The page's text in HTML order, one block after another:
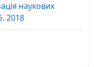
наукових
2018URL